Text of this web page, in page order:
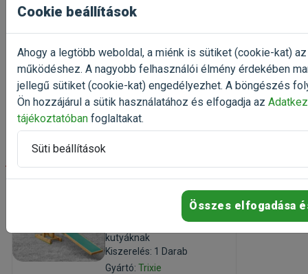
Gyártó:
Raktáron
11 990 Ft 14 988 Ft
Kosárba
-35%
Trixie Agility libikóka
kutyáknak
Kiszerelés: 1 Darab
Gyártó:Trixie
Cookie beállítások
Ahogy a legtöbb weboldal, a miénk is sütiket (cookie-kat)
működéshez. A nagyobb felhasználói élmény érdekében
jellegű sütiket (cookie-kat) engedélyezhet. A böngészés
Ön hozzájárul a sütik használatához és elfogadja az
tájékoztatóban foglaltakat.
Süti beállítások
Összes elfogadása